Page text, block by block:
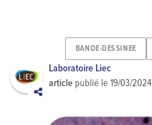
BANDE-DESSINEE
Laboratoire Liec
article publié le19/03/2024